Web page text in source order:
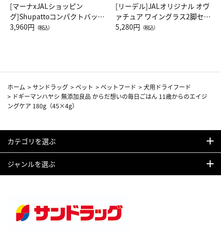
[マーナxJALショッピン
グ]Shupattoコンパクトバッグ
Drop JAL客室乗務員（LC）ス
3,960円 （税込）
[リーデル]JALオリジナル オヴ
ァチュア ワイングラス2脚セッ
ト（レッドワイン）
5,280円 （税込）
ホーム >サンドラッグ >ペット >ペットフード >犬用ドライフード
> ドギーマンハヤシ 無添加良品 からだ想いの毎日ごはん 11歳からのエイジ
ングケア 180g（45×4g）
カテゴリを選ぶ
ジャンルを選ぶ